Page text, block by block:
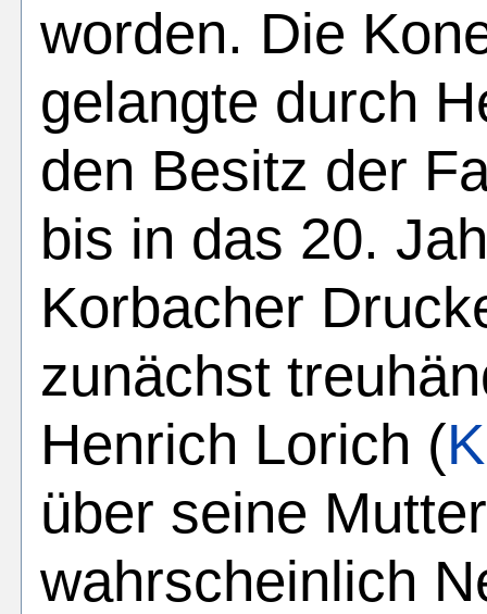
worden. Die
gelangte durch
den Besitz der
bis in das 20.
Korbacher
zunächst
Henrich Lorich (
über seine
wahrscheinlich